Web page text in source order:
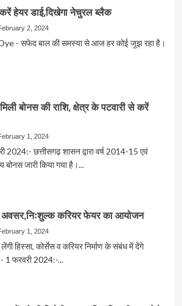
हेयर डाई,दिखेगा नेचुरल ब्लैक
2, 2024
- सफेद बाल की समस्या से आज हर कोई जूझ रहा है।
बोनस की राशि, क्षेत्र के पटवारी से करें
1, 2024
2024:- छत्तीसगढ़ शासन द्वारा वर्ष 2014-15 एवं
जारी किया गया है।...
अवसर,निःशुल्क करियर फेयर का आयोजन
1, 2024
लेंगी हिस्सा, कोर्सेस व करियर निर्माण के संबंध में देंगे
1 फरवरी 2024:-...